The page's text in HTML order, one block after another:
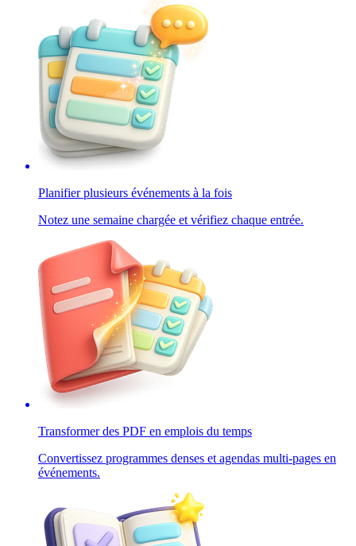
Planifier plusieurs événements à la fois
Notez une semaine chargée et vérifiez chaque entrée.
Transformer des PDF en emplois du temps
Convertissez programmes denses et agendas multi-pages en
événements.